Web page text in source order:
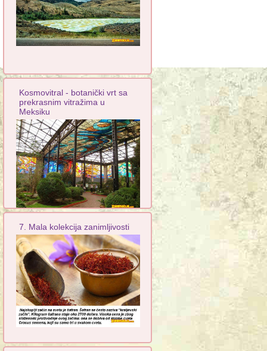
Kosmovitral - botanički vrt sa
prekrasnim vitražima u
Meksiku
7. Mala kolekcija zanimljivosti